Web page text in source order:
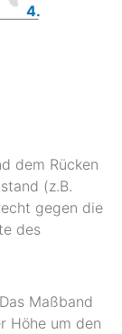
4.
dem Rücken
(z.B.
gegen die
des
Maßband
Höhe um den